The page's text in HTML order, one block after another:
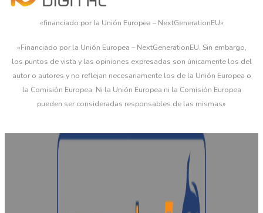
«financiado por la Unión Europea – NextGenerationEU»
«Financiado por la Unión Europea – NextGenerationEU. Sin embargo,
los puntos de vista y las opiniones expresadas son únicamente los del
autor o autores y no reflejan necesariamente los de la Unión Europea o
la Comisión Europea. Ni la Unión Europea ni la Comisión Europea
pueden ser consideradas responsables de las mismas»